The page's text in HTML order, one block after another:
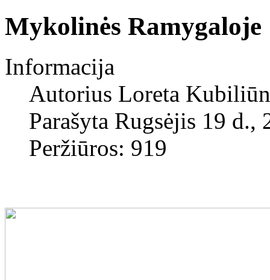
Mykolinės Ramygaloje
Informacija
Autorius Loreta
Parašyta Rugsėjis 19 d.,
Peržiūros: 919